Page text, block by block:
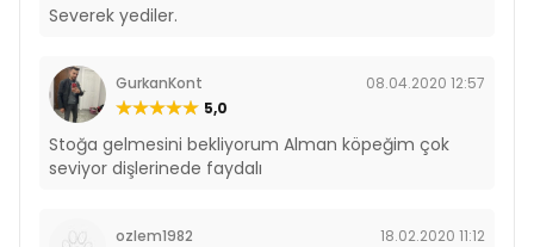
Severek yediler.
GurkanKont
08.04.2020 12:57
5,0
Stoğa gelmesini bekliyorum Alman köpeğim çok
seviyor dişlerinede faydalı
ozlem1982
18.02.2020 11:12